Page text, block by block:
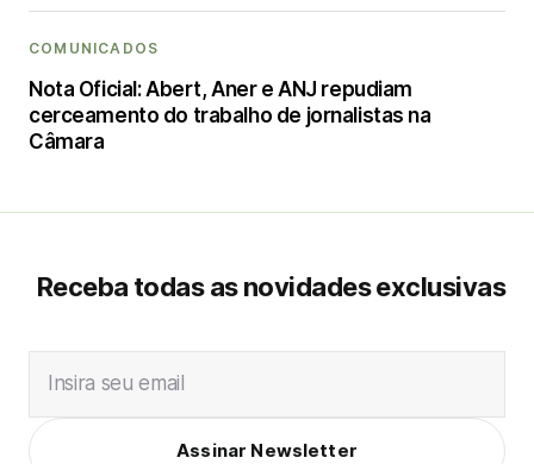
COMUNICADOS
Nota Oficial: Abert, Aner e ANJ repudiam
cerceamento do trabalho de jornalistas na
Câmara
Receba todas as novidades exclusivas
Insira seu email
Assinar Newsletter